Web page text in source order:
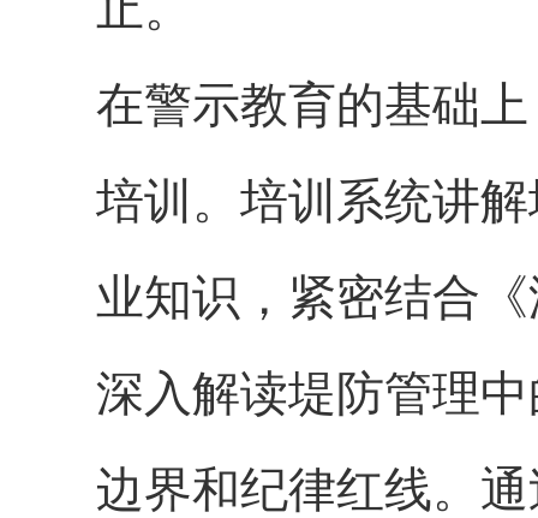
在警示教育的基础
培训。培训系统讲
业知识，紧密结合
深入解读堤防管理
边界和纪律红线。